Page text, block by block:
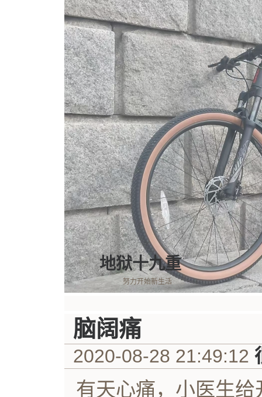
地狱十九重
努力开始新生活
脑阔痛
2020-08-28 21:49:12
有天心痛，小医生